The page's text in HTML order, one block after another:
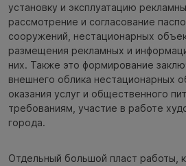
установку и эксплуатацию
рассмотрение и согласование
сооружений, нестационарных
размещения рекламных и
них. Также это формирование
внешнего облика нестационарных
оказания услуг и общественного
требованиям, участие в работе
города.
Отдельный большой пласт работы,